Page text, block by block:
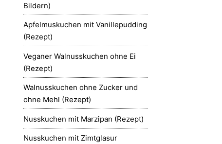
Bildern)
Apfelmuskuchen mit Vanillepudding
(Rezept)
Veganer Walnusskuchen ohne Ei
(Rezept)
Walnusskuchen ohne Zucker und
ohne Mehl (Rezept)
Nusskuchen mit Marzipan (Rezept)
Nusskuchen mit Zimtglasur